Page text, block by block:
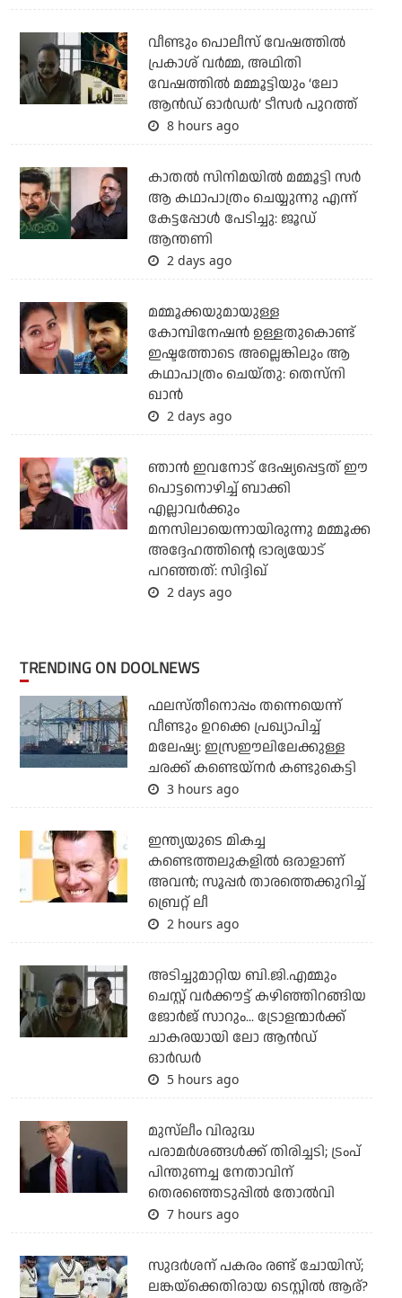
വീണ്ടും പൊലീസ് വേഷത്തിൽ
പ്രകാശ് വർമ്മ, അഥിതി
വേഷത്തിൽ മമ്മൂട്ടിയും ‘ലോ
ആൻഡ് ഓർഡർ’ ടീസർ പുറത്ത്
8 hours ago
കാതൽ സിനിമയിൽ മമ്മൂട്ടി സർ
ആ കഥാപാത്രം ചെയ്യുന്നു എന്ന്
കേട്ടപ്പോൾ പേടിച്ചു: ജൂഡ്
ആന്തണി
2 days ago
മമ്മൂക്കയുമായുള്ള
കോമ്പിനേഷൻ ഉള്ളതുകൊണ്ട്
ഇഷ്ടത്തോടെ അല്ലെങ്കിലും ആ
കഥാപാത്രം ചെയ്തു: തെസ്നി
ഖാൻ
2 days ago
ഞാന്‍ ഇവനോട് ദേഷ്യപ്പെട്ടത് ഈ
പൊട്ടനൊഴിച്ച് ബാക്കി
എല്ലാവര്‍ക്കും
മനസിലായെന്നായിരുന്നു മമ്മൂക്ക
അദ്ദേഹത്തിന്റെ ഭാര്യയോട്
പറഞ്ഞത്: സിദ്ദിഖ്
2 days ago
TRENDING ON DOOLNEWS
ഫലസ്തീനൊപ്പം തന്നെയെന്ന്
വീണ്ടും ഉറക്കെ പ്രഖ്യാപിച്ച്
മലേഷ്യ: ഇസ്രഈലിലേക്കുള്ള
ചരക്ക് കണ്ടെയ്‌നര്‍ കണ്ടുകെട്ടി
3 hours ago
ഇന്ത്യയുടെ മികച്ച
കണ്ടെത്തലുകളില്‍ ഒരാളാണ്
അവന്‍; സൂപ്പര്‍ താരത്തെക്കുറിച്ച്
ബ്രെറ്റ് ലീ
2 hours ago
അടിച്ചുമാറ്റിയ ബി.ജി.എമ്മും
ചെസ്റ്റ് വര്‍ക്കൗട്ട് കഴിഞ്ഞിറങ്ങിയ
ജോര്‍ജ് സാറും... ട്രോളന്മാര്‍ക്ക്
ചാകരയായി ലോ ആന്‍ഡ്
ഓര്‍ഡര്‍
5 hours ago
മുസ്‌ലീം വിരുദ്ധ
പരാമര്‍ശങ്ങള്‍ക്ക് തിരിച്ചടി; ട്രംപ്
പിന്തുണച്ച നേതാവിന്
തെരഞ്ഞെടുപ്പില്‍ തോല്‍വി
7 hours ago
സുദര്‍ശന് പകരം രണ്ട് ചോയിസ്;
ലങ്കയ്‌ക്കെതിരായ ടെസ്റ്റില്‍ ആര്?